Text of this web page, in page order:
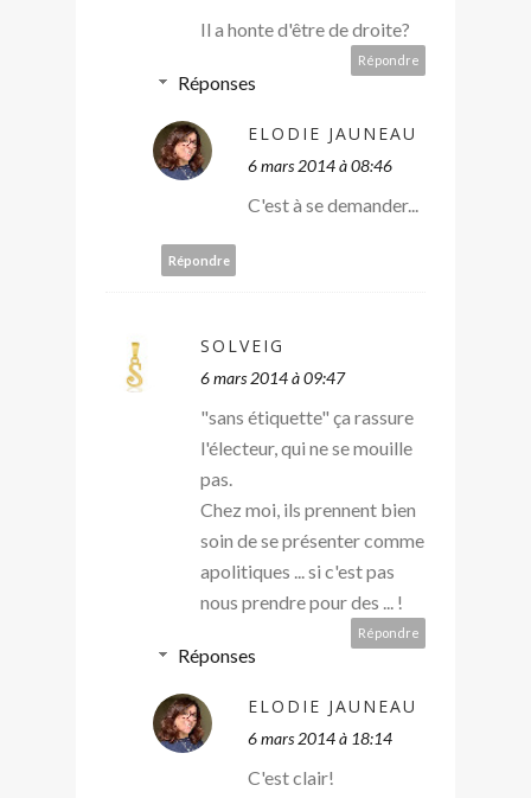
Il a honte d'être de droite?
Répondre
Réponses
ELODIE JAUNEAU
6 mars 2014 à 08:46
C'est à se demander...
Répondre
SOLVEIG
6 mars 2014 à 09:47
"sans étiquette" ça rassure
l'électeur, qui ne se mouille
pas.
Chez moi, ils prennent bien
soin de se présenter comme
apolitiques ... si c'est pas
nous prendre pour des ... !
Répondre
Réponses
ELODIE JAUNEAU
6 mars 2014 à 18:14
C'est clair!